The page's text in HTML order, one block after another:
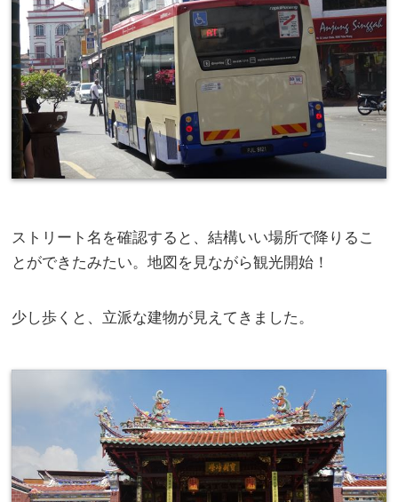
ストリート名を確認すると、結構いい場所で降りるこ
とができたみたい。地図を見ながら観光開始！
少し歩くと、立派な建物が見えてきました。